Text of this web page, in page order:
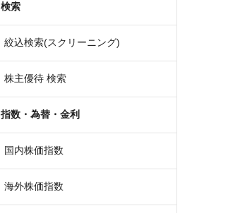
検索
絞込検索(スクリーニング)
株主優待 検索
指数・為替・金利
国内株価指数
海外株価指数